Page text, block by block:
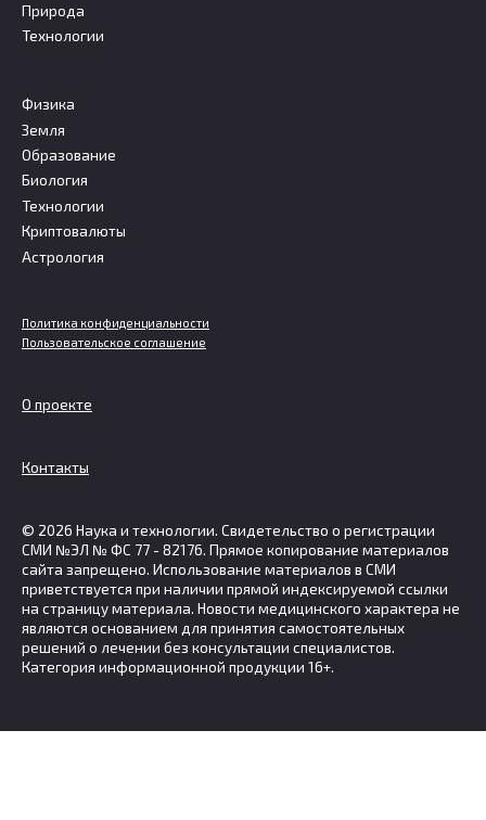
Природа
Технологии
Физика
Земля
Образование
Биология
Технологии
Криптовалюты
Астрология
Политика конфиденциальности
Пользовательское соглашение
О проекте
Контакты
© 2026 Наука и технологии. Свидетельство о регистрации
СМИ №ЭЛ № ФС 77 - 82176. Прямое копирование материалов
сайта запрещено. Использование материалов в СМИ
приветствуется при наличии прямой индексируемой ссылки
на страницу материала. Новости медицинского характера не
являются основанием для принятия самостоятельных
решений о лечении без консультации специалистов.
Категория информационной продукции 16+.